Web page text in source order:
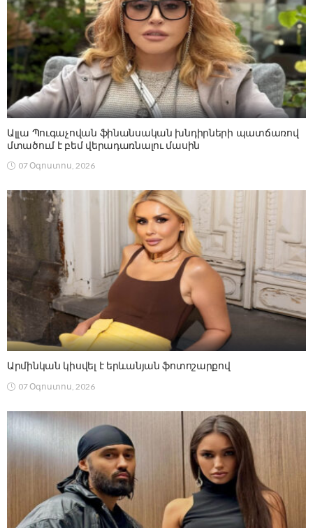
Ալլա Պուգաչովան ֆինանսական խնդիրների պատճառով
մտածում է բեմ վերադառնալու մասին
07 Օգոստոս, 2026
Արմինկան կիսվել է երևանյան ֆոտոշարքով
07 Օգոստոս, 2026